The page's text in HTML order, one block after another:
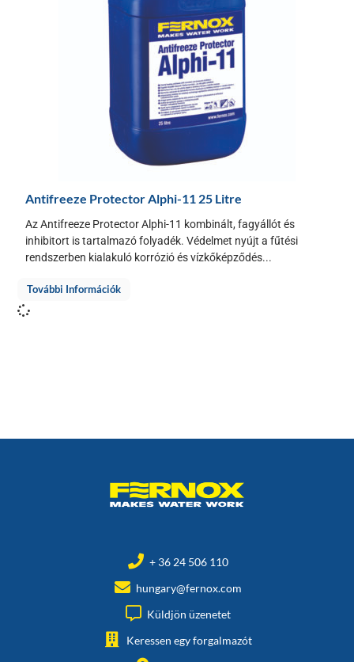
Antifreeze Protector Alphi-11 25 Litre
Az Antifreeze Protector Alphi-11 kombinált, fagyállót és
inhibitort is tartalmazó folyadék. Védelmet nyújt a fűtési
rendszerben kialakuló korrózió és vízkőképződés...
További Információk
+ 36 24 506 110
hungary@fernox.com
Küldjön üzenetet
Keressen egy forgalmazót